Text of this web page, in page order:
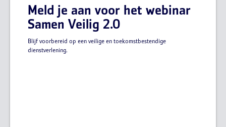
Meld je aan voor het webinar
Samen Veilig 2.0
Blijf voorbereid op een veilige en toekomstbestendige
dienstverlening.